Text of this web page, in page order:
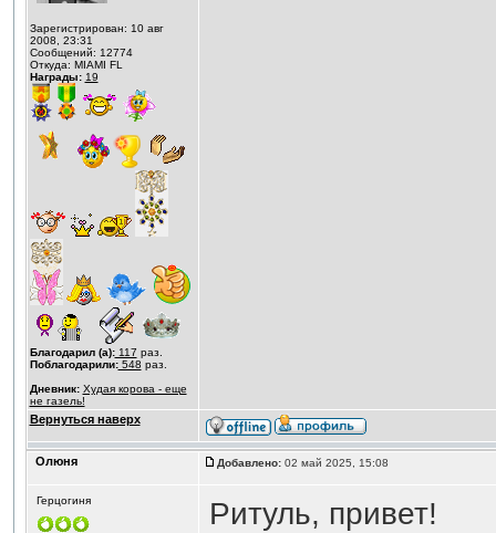
Зарегистрирован: 10 авг
2008, 23:31
Сообщений: 12774
Откуда: MIAMI FL
Награды: 19
Благодарил (а):117 раз.
Поблагодарили:548 раз.
Дневник: Худая корова - еще
не газель!
Вернуться наверх
Олюня Добавлено:02 май 2025, 15:08
Герцогиня Ритуль, привет!